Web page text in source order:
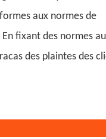
aux normes de
fixant des normes
des plaintes des